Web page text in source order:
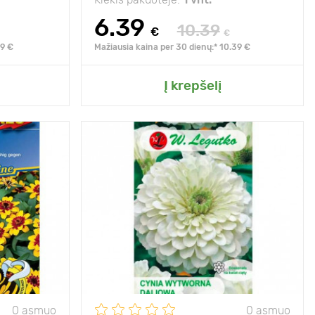
€
6.39 € 10.39 €
Mažiausia kaina per 30 dienų:* 10.39 €
Į krepšelį
Pridėkite prie mano sodo
0 asmuo
25 х 25 cm
saulė
grožis
0 asmuo
60 - 80 cm
20 х 30 cm
saulėta vieta